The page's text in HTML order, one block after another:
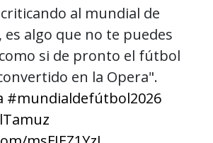
al mundial de
es algo que no te puedes
si de pronto el fútbol
en la Opera".
#mundialdefútbol2026